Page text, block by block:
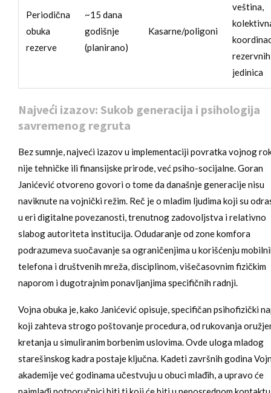
Periodična
obuka
rezerve
~15 dana
godišnje
(planirano)
Kasarne/poligoni
veština,
rezervnih
jedinica
Najveći izazov: Sukob generacija i psihologija
savremenog regruta
Bez sumnje, najveći izazov u implementaciji povratka vojnog
nije tehničke ili finansijske prirode, već psiho-socijalne. Goran
Janićević otvoreno govori o tome da današnje generacije nisu
naviknute na vojnički režim. Reč je o mladim ljudima koji su
u eri digitalne povezanosti, trenutnog zadovoljstva i relativno
slabog autoriteta institucija. Odudaranje od zone komfora
podrazumeva suočavanje sa ograničenjima u korišćenju
telefona i društvenih mreža, disciplinom, višečasovnim fizičkim
naporom i dugotrajnim ponavljanjima specifičnih radnji.
Vojna obuka je, kako Janićević opisuje, specifičan psihofizički
koji zahteva strogo poštovanje procedura, od rukovanja
kretanja u simuliranim borbenim uslovima. Ovde uloga mladog
starešinskog kadra postaje ključna. Kadeti završnih godina
akademije već godinama učestvuju u obuci mlađih, a upravo će